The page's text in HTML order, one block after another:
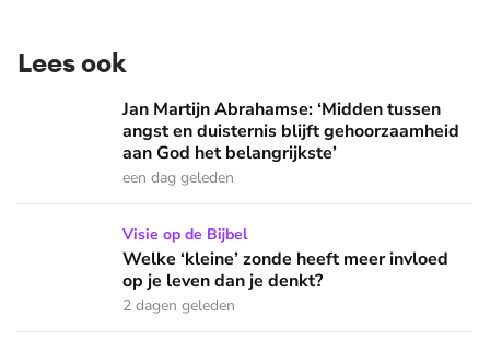
Lees ook
Jan Martijn Abrahamse: ‘Midden tussen angst en
Jan Martijn Abrahamse: ‘Midden tussen
angst en duisternis blijft gehoorzaamheid
aan God het belangrijkste’
een dag geleden
Welke ‘kleine’ zonde heeft meer invloed op je leven dan je
Visie op de Bijbel
Welke ‘kleine’ zonde heeft meer invloed
op je leven dan je denkt?
2 dagen geleden